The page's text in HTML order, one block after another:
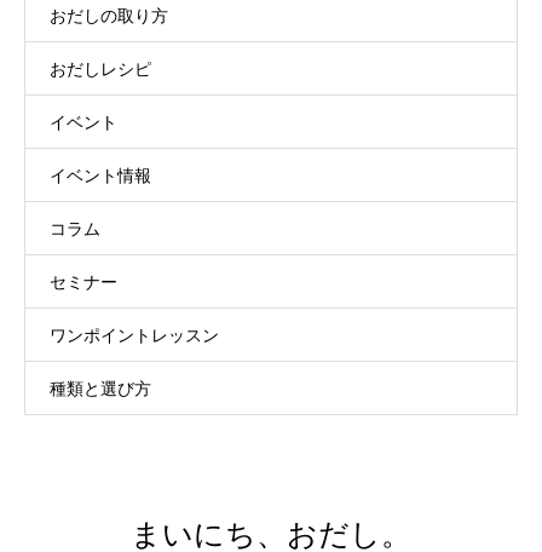
おだしの取り方
おだしレシピ
イベント
イベント情報
コラム
セミナー
ワンポイントレッスン
種類と選び方
まいにち、おだし。